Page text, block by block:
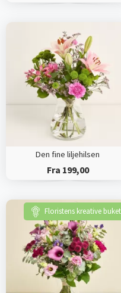
Den fine liljehilsen
Fra 199,00
Floristens kreative buket